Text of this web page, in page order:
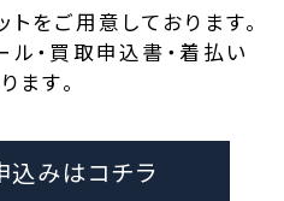
をご用意しております。
・買取申込書・着払い
ます。
込みはコチラ